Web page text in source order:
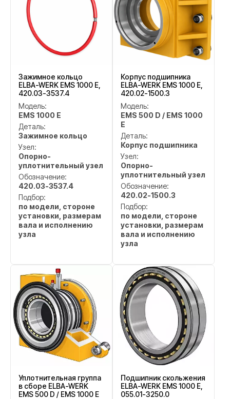
Зажимное кольцо
ELBA-WERK EMS 1000 E,
420.03-3537.4
Модель:
EMS 1000 E
Деталь:
Зажимное кольцо
Узел:
Опорно-
уплотнительный узел
Обозначение:
420.03-3537.4
Подбор:
по модели, стороне
установки, размерам
вала и исполнению
узла
Корпус подшипника
ELBA-WERK EMS 1000 E,
420.02-1500.3
Модель:
EMS 500 D / EMS 1000
E
Деталь:
Корпус подшипника
Узел:
Опорно-
уплотнительный узел
Обозначение:
420.02-1500.3
Подбор:
по модели, стороне
установки, размерам
вала и исполнению
узла
Уплотнительная группа
в сборе ELBA-WERK
EMS 500 D / EMS 1000 E
Подшипник скольжения
ELBA-WERK EMS 1000 E,
055.01-3250.0